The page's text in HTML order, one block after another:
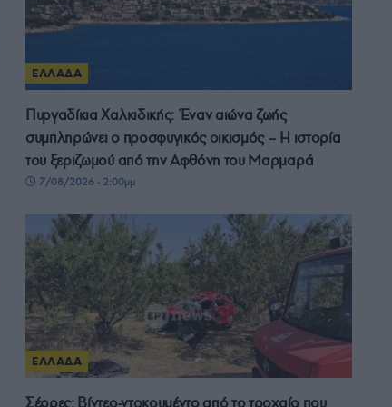
ΕΛΛΑΔΑ
Πυργαδίκια Χαλκιδικής: Έναν αιώνα ζωής
συμπληρώνει ο προσφυγικός οικισμός – Η ιστορία
του ξεριζωμού από την Αφθόνη του Μαρμαρά
7/08/2026 - 2:00μμ
ΕΛΛΑΔΑ
Σέρρες: Βίντεο-ντοκουμέντο από το τροχαίο που